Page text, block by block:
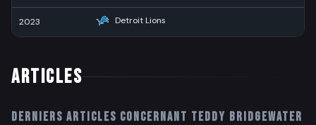
2023 Detroit Lions
ARTICLES
Derniers articles concernant Teddy Bridgewater